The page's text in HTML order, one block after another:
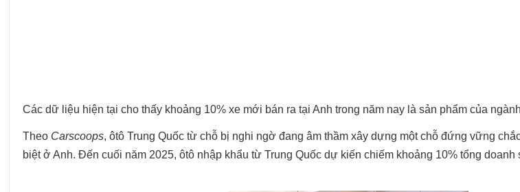
Các dữ liệu hiện tại cho thấy khoảng 10% xe mới bán ra tại Anh trong năm nay là sản phẩm của
Theo Carscoops, ôtô Trung Quốc từ chỗ bị nghi ngờ đang âm thầm xây dựng một chỗ đứng vững
biệt ở Anh. Đến cuối năm 2025, ôtô nhập khẩu từ Trung Quốc dự kiến chiếm khoảng 10% tổng